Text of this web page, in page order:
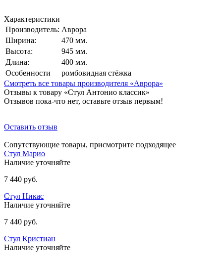
Характеристики
Производитель: Аврора
Ширина:
470 мм.
Высота:
945 мм.
Длина:
400 мм.
Особенности
ромбовидная стёжка
Смотреть все товары производителя «Аврора»
Отзывы к товару «Стул Антонио классик»
Отзывов пока-что нет, оставьте отзыв первым!
Оставить отзыв
Сопутствующие товары, присмотрите подходящее
Стул Марио
Наличие уточняйте
7 440 руб.
Стул Никас
Наличие уточняйте
7 440 руб.
Стул Кристиан
Наличие уточняйте